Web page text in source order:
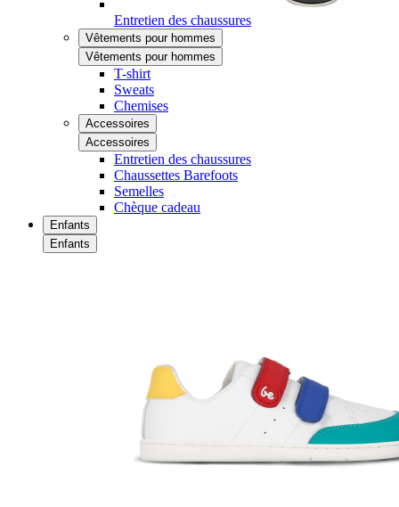
Entretien des chaussures
Vêtements pour hommes
Vêtements pour hommes
T-shirt
Sweats
Chemises
Accessoires
Accessoires
Entretien des chaussures
Chaussettes Barefoots
Semelles
Chèque cadeau
Enfants
Enfants